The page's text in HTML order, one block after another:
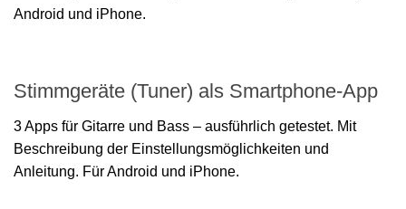
Android und iPhone.
Stimmgeräte (Tuner) als Smartphone-App
3 Apps für Gitarre und Bass – ausführlich getestet. Mit
Beschreibung der Einstellungsmöglichkeiten und
Anleitung. Für Android und iPhone.